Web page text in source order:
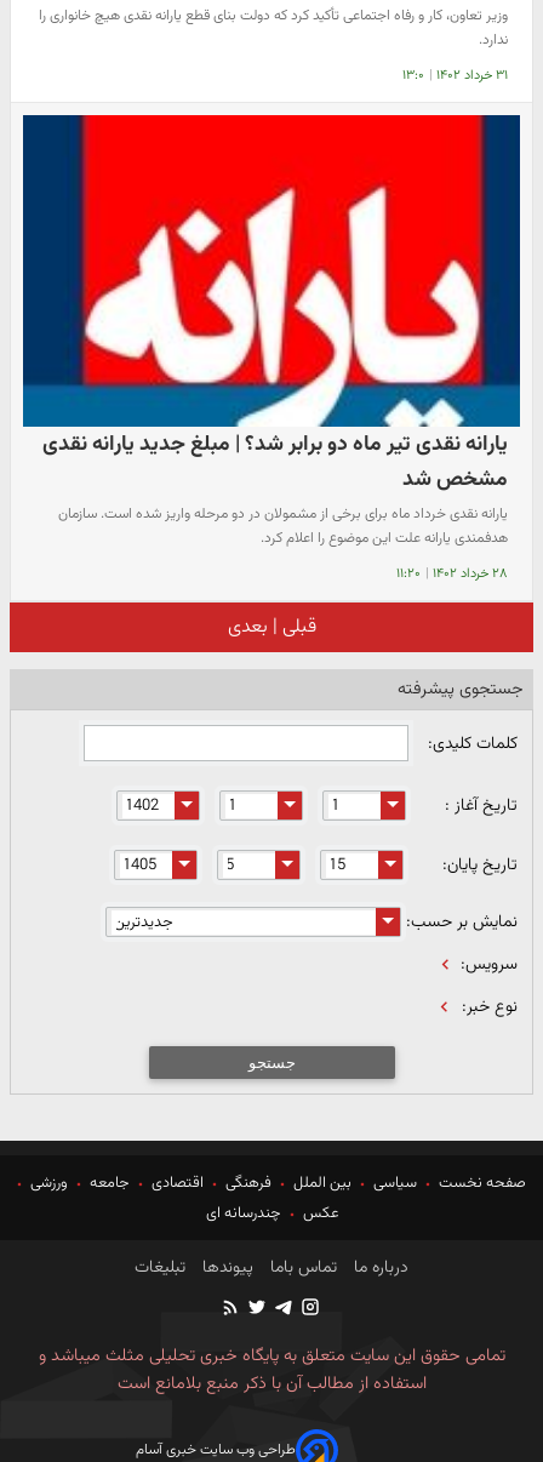
وزیر تعاون، کار و رفاه اجتماعی تأکید کرد که دولت بنای قطع یارانه نقدی هیچ خانواری را
ندارد.
۳۱ خرداد ۱۴۰۲ | ۱۳:۰
یارانه نقدی تیر ماه دو برابر شد؟ | مبلغ جدید یارانه نقدی
مشخص شد
یارانه نقدی خرداد ماه برای برخی از مشمولان در دو مرحله واریز شده است. سازمان
هدفمندی یارانه علت این موضوع را اعلام کرد.
۲۸ خرداد ۱۴۰۲ | ۱۱:۲۰
قبلی | بعدی
جستجوی پیشرفته
کلمات کلیدی:
تاریخ آغاز :
تاریخ پایان:
نمایش بر حسب:
سرویس:
نوع خبر:
جستجو
صفحه نخست سیاسی بین الملل فرهنگی اقتصادی جامعه
ورزشی
عکس
چندرسانه ای
درباره ما تماس باما پیوندها تبلیغات
تمامی حقوق این سایت متعلق به پایگاه خبری تحلیلی مثلث میباشد و
استفاده از مطالب آن با ذکر منبع بلامانع است
طراحی وب سایت خبری آسام